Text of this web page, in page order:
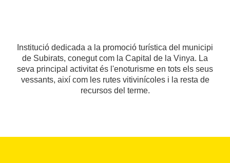
Institució dedicada a la promoció turística del municipi
de Subirats, conegut com la Capital de la Vinya. La
seva principal activitat és l'enoturisme en tots els seus
vessants, així com les rutes vitivinícoles i la resta de
recursos del terme.